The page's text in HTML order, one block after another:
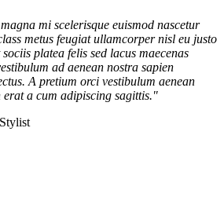
mi scelerisque euismod nascetur
metus feugiat ullamcorper nisl eu justo
platea felis sed lacus maecenas
ad aenean nostra sapien
A pretium orci vestibulum aenean
erat a cum adipiscing sagittis."